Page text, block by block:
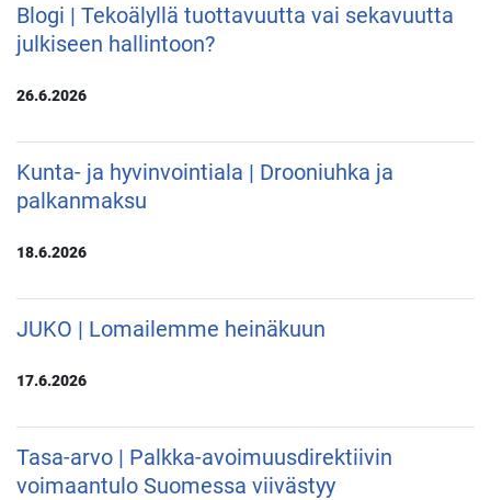
Blogi | Tekoälyllä tuottavuutta vai sekavuutta
julkiseen hallintoon?
26.6.2026
Kunta- ja hyvinvointiala | Drooniuhka ja
palkanmaksu
18.6.2026
JUKO | Lomailemme heinäkuun
17.6.2026
Tasa-arvo | Palkka-avoimuusdirektiivin
voimaantulo Suomessa viivästyy